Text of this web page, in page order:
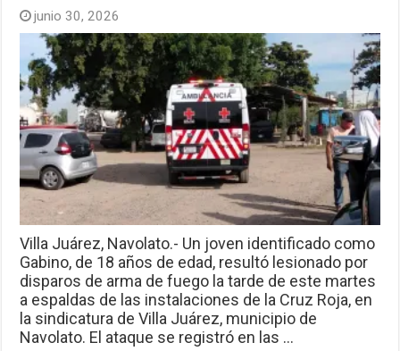
junio 30, 2026
Villa Juárez, Navolato.- Un joven identificado como
Gabino, de 18 años de edad, resultó lesionado por
disparos de arma de fuego la tarde de este martes
a espaldas de las instalaciones de la Cruz Roja, en
la sindicatura de Villa Juárez, municipio de
Navolato. El ataque se registró en las …